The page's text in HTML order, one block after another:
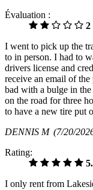
Évaluation :
2
I went to pick up the
to in person. I had to
drivers license and
receive an email of
bad with a bulge in
on the road for three
to have a new tire put
DENNIS M (7/20/
Rating:
I only rent from